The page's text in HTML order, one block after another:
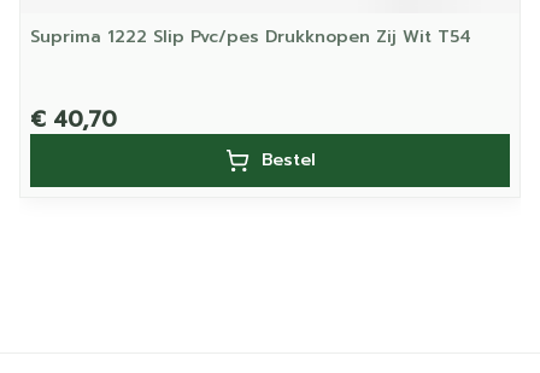
Suprima 1222 Slip Pvc/pes Drukknopen Zij Wit T54
€ 40,70
Bestel